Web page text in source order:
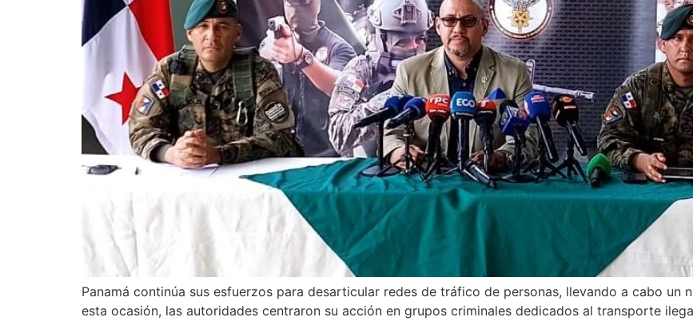
Panamá continúa sus esfuerzos para desarticular redes de tráfico de personas, llevando a cabo un
esta ocasión, las autoridades centraron su acción en grupos criminales dedicados al transporte